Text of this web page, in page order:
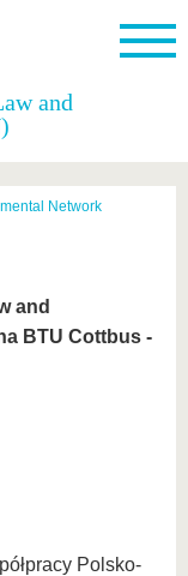
and
Network
and
BTU Cottbus -
Polsko-